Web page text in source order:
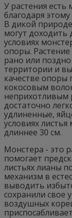
У растения
благодаря
В дикой
могут
условиях
опоры.
рано или поздно
территории и
качестве опоры
кокосовым
неприхотливым
достаточно
удлиненные,
условиях
длиннее 30 см.
Монстера - это
помогает
листьях лианы
механизм в
выводить
сохранили свое
воздушных